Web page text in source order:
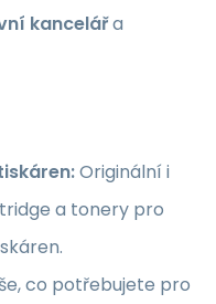
kancelářa
Originální i
a tonery pro
co potřebujete pro